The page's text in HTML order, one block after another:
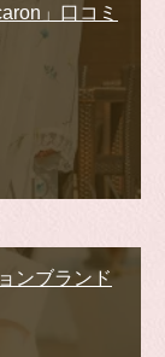
」口コミ
ンブランド